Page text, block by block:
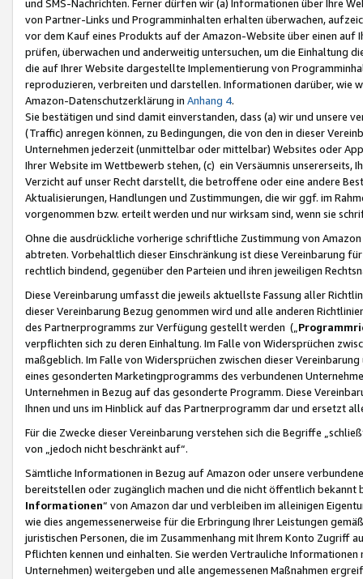
und SMS-Nachrichten. Ferner dürfen wir (a) Informationen über Ihre
von Partner-Links und Programminhalten erhalten überwachen,
vor dem Kauf eines Produkts auf der Amazon-Website über einen
prüfen, überwachen und anderweitig untersuchen, um die Einhaltung
die auf Ihrer Website dargestellte Implementierung von
reproduzieren, verbreiten und darstellen. Informationen darüber, wie
Amazon-Datenschutzerklärung in Anhang 4.
Sie bestätigen und sind damit einverstanden, dass (a) wir und
(Traffic) anregen können, zu Bedingungen, die von den in dieser
Unternehmen jederzeit (unmittelbar oder mittelbar) Websites oder
Ihrer Website im Wettbewerb stehen, (c) ein Versäumnis unsererseits,
Verzicht auf unser Recht darstellt, die betroffene oder eine andere
Aktualisierungen, Handlungen und Zustimmungen, die wir ggf. im
vorgenommen bzw. erteilt werden und nur wirksam sind, wenn sie
Ohne die ausdrückliche vorherige schriftliche Zustimmung von
abtreten. Vorbehaltlich dieser Einschränkung ist diese Vereinbarung
rechtlich bindend, gegenüber den Parteien und ihren jeweiligen
Diese Vereinbarung umfasst die jeweils aktuellste Fassung aller
dieser Vereinbarung Bezug genommen wird und alle anderen
des Partnerprogramms zur Verfügung gestellt werden („
verpflichten sich zu deren Einhaltung. Im Falle von Widersprüchen
maßgeblich. Im Falle von Widersprüchen zwischen dieser
eines gesonderten Marketingprogramms des verbundenen
Unternehmen in Bezug auf das gesonderte Programm. Diese
Ihnen und uns im Hinblick auf das Partnerprogramm dar und ersetzt
Für die Zwecke dieser Vereinbarung verstehen sich die Begriffe
von „jedoch nicht beschränkt auf“.
Sämtliche Informationen in Bezug auf Amazon oder unsere
bereitstellen oder zugänglich machen und die nicht öffentlich
Informationen“ von Amazon dar und verbleiben im alleinigen
wie dies angemessenerweise für die Erbringung Ihrer Leistungen
juristischen Personen, die im Zusammenhang mit Ihrem Konto
Pflichten kennen und einhalten. Sie werden Vertrauliche
Unternehmen) weitergeben und alle angemessenen Maßnahmen